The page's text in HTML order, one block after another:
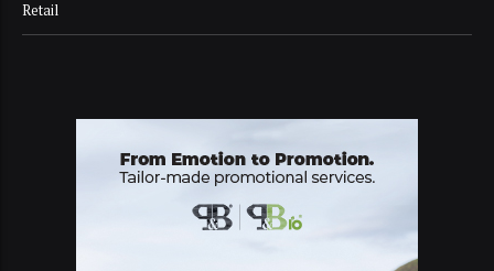
Retail